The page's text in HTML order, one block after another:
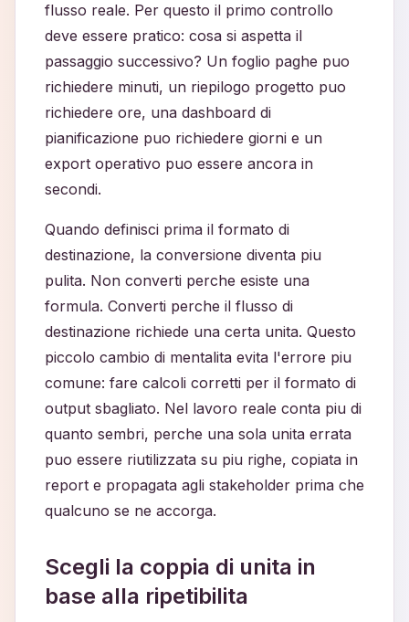
flusso reale. Per questo il primo controllo
deve essere pratico: cosa si aspetta il
passaggio successivo? Un foglio paghe puo
richiedere minuti, un riepilogo progetto puo
richiedere ore, una dashboard di
pianificazione puo richiedere giorni e un
export operativo puo essere ancora in
secondi.
Quando definisci prima il formato di
destinazione, la conversione diventa piu
pulita. Non converti perche esiste una
formula. Converti perche il flusso di
destinazione richiede una certa unita. Questo
piccolo cambio di mentalita evita l'errore piu
comune: fare calcoli corretti per il formato di
output sbagliato. Nel lavoro reale conta piu di
quanto sembri, perche una sola unita errata
puo essere riutilizzata su piu righe, copiata in
report e propagata agli stakeholder prima che
qualcuno se ne accorga.
Scegli la coppia di unita in
base alla ripetibilita